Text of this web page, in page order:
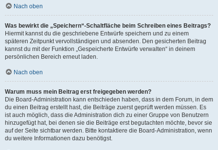
Nach oben
Was bewirkt die „Speichern“-Schaltfläche beim Schreiben eines Beitrags?
Hiermit kannst du die geschriebene Entwürfe speichern und zu einem
späteren Zeitpunkt vervollständigen und absenden. Den gesicherten Beitrag
kannst du mit der Funktion „Gespeicherte Entwürfe verwalten“ in deinem
persönlichen Bereich erneut laden.
Nach oben
Warum muss mein Beitrag erst freigegeben werden?
Die Board-Administration kann entschieden haben, dass in dem Forum, in dem
du einen Beitrag erstellt hast, die Beiträge zuerst geprüft werden müssen. Es
ist auch möglich, dass die Administration dich zu einer Gruppe von Benutzern
hinzugefügt hat, bei denen sie die Beiträge erst begutachten möchte, bevor sie
auf der Seite sichtbar werden. Bitte kontaktiere die Board-Administration, wenn
du weitere Informationen dazu benötigst.